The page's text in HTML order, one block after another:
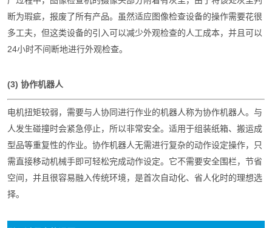
断为瑕疵，报废了所有产品。虽然适应图像检查设备的操作需要花很
多工夫，但这类设备的引入可以减少外观检查的人工成本，并且可以
24小时不间断地进行外观检查。
(3) 协作机器人
电机扭矩较弱，需要与人协同进行作业的机器人称为协作机器人。与
人发生碰撞时会紧急停止，所以非常安全。适用于组装纸箱、搬运成
型品等重复性的作业。协作机器人无需进行复杂的动作设定操作，只
需直接移动机械手即可轻松完成动作设定。它不需要安全围栏，节省
空间，并且很容易融入传统环境，是首次自动化、省人化时的理想选
择。